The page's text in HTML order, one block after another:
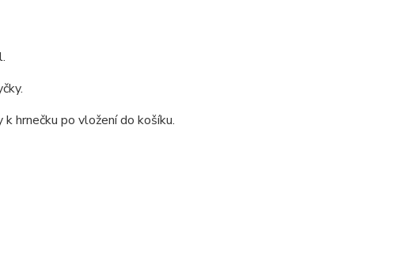
hrnečku po vložení do košíku.